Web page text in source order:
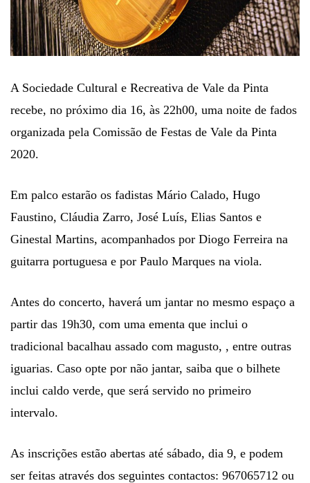
A Sociedade Cultural e Recreativa de Vale da Pinta
recebe, no próximo dia 16, às 22h00, uma noite de fados
organizada pela Comissão de Festas de Vale da Pinta
2020.
Em palco estarão os fadistas Mário Calado, Hugo
Faustino, Cláudia Zarro, José Luís, Elias Santos e
Ginestal Martins, acompanhados por Diogo Ferreira na
guitarra portuguesa e por Paulo Marques na viola.
Antes do concerto, haverá um jantar no mesmo espaço a
partir das 19h30, com uma ementa que inclui o
tradicional bacalhau assado com magusto, , entre outras
iguarias. Caso opte por não jantar, saiba que o bilhete
inclui caldo verde, que será servido no primeiro
intervalo.
As inscrições estão abertas até sábado, dia 9, e podem
ser feitas através dos seguintes contactos: 967065712 ou